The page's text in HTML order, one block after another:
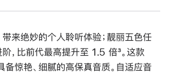
带来绝妙的个人聆听体验；靓丽五色任
阶，比前代最高提升至 1.5 倍脚
注
³。这款
惊艳、细腻的高保真音质。自适应音